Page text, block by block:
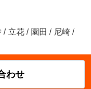
/ 立花 / 園田 / 尼崎 /
わせ